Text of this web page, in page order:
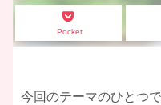
Pocket
今回のテーマのひとつ